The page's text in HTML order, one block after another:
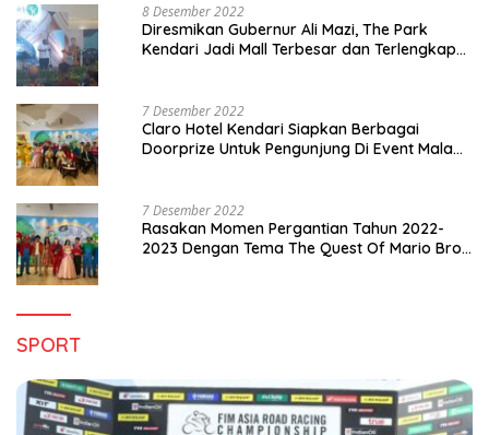
8 Desember 2022
Diresmikan Gubernur Ali Mazi, The Park
Kendari Jadi Mall Terbesar dan Terlengkap
7 Desember 2022
Claro Hotel Kendari Siapkan Berbagai
Doorprize Untuk Pengunjung Di Event Malam
7 Desember 2022
Rasakan Momen Pergantian Tahun 2022-
2023 Dengan Tema The Quest Of Mario Bros
SPORT